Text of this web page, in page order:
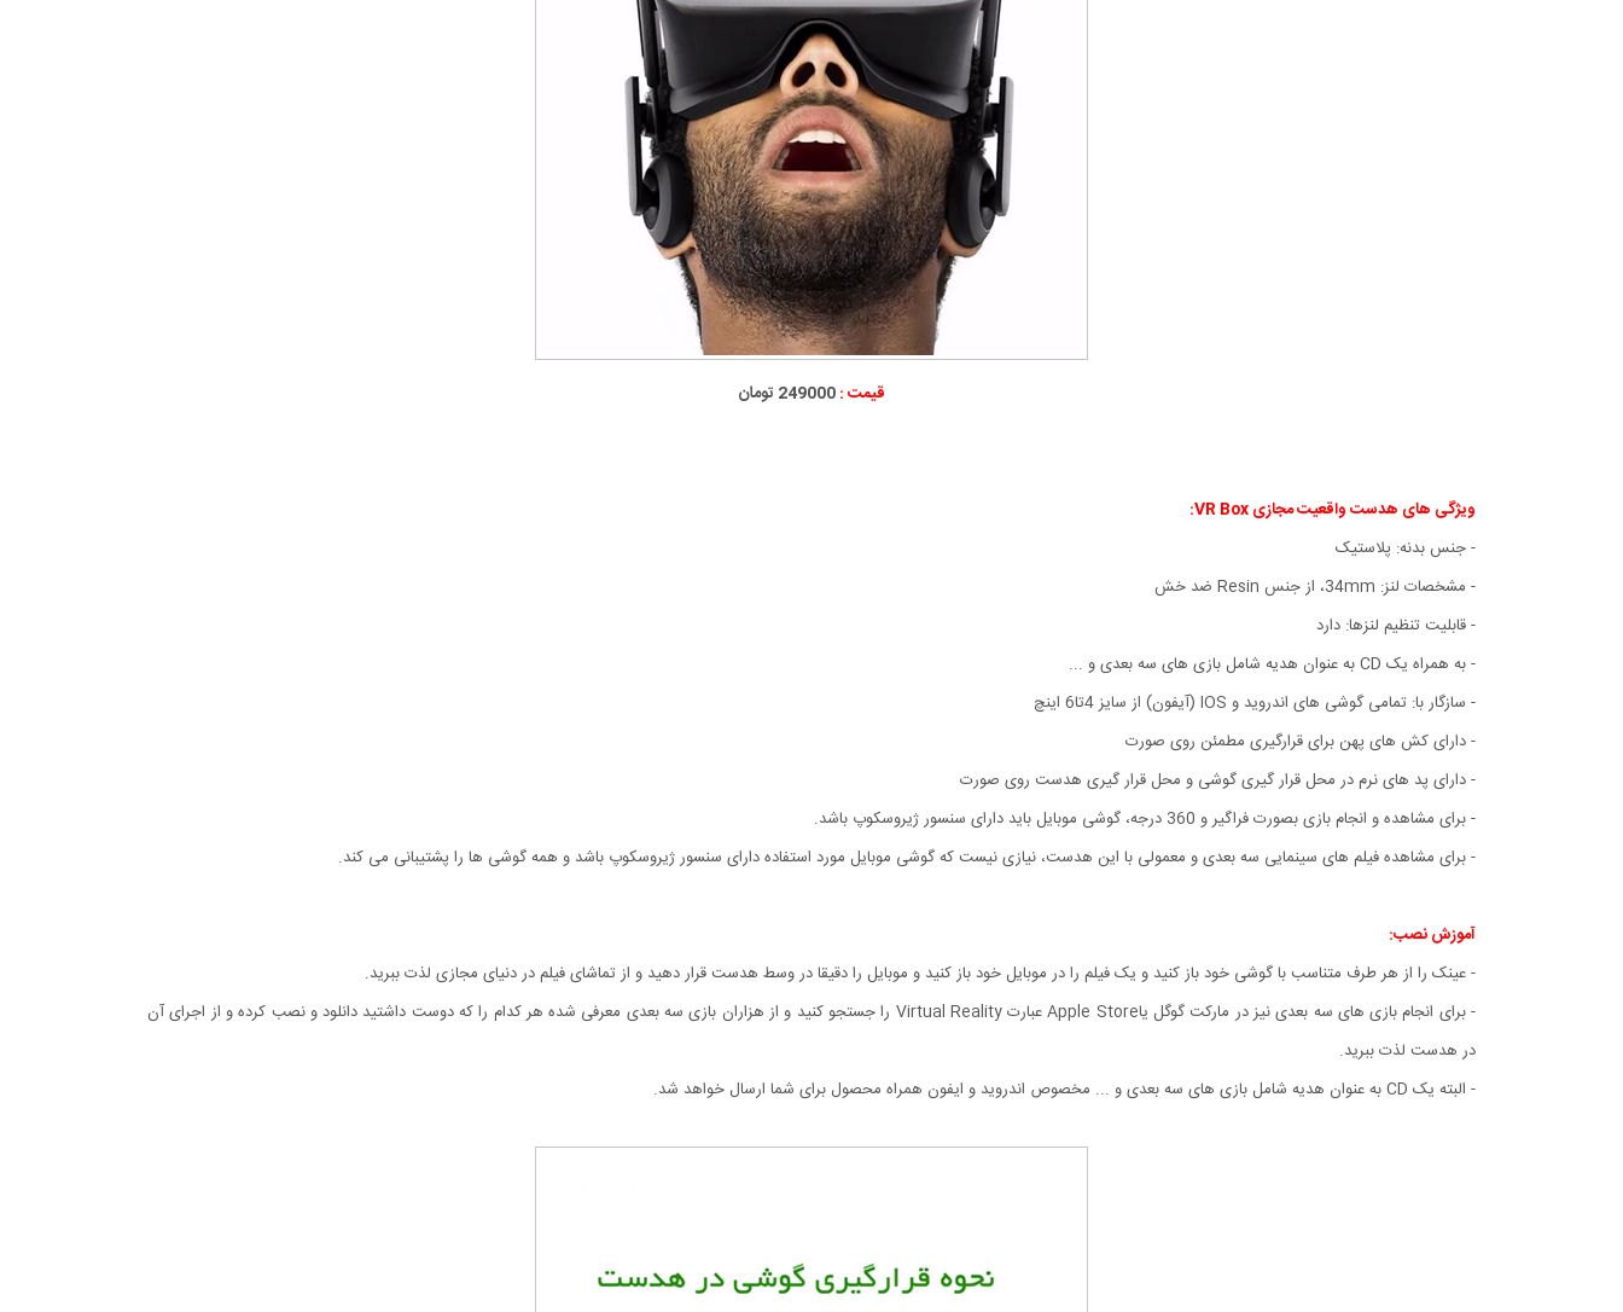
قیمت :249000 تومان
ویژگی های هدست واقعیت مجازی VR Box:
- جنس بدنه: پلاستیک
- مشخصات لنز: 34mm، از جنس Resin ضد خش
- قابلیت تنظیم لنزها: دارد
- به همراه یک CD به عنوان هدیه شامل بازی های سه بعدی و ...
- سازگار با: تمامی گوشی های اندروید و IOS (آیفون) از سایز 4تا6 اینچ
- دارای کش های پهن برای قرارگیری مطمئن روی صورت
- دارای پد های نرم در محل قرار گیری گوشی و محل قرار گیری هدست روی صورت
- برای مشاهده و انجام بازی بصورت فراگیر و 360 درجه، گوشی موبایل باید دارای سنسور ژیروسکوپ باشد.
- برای مشاهده فیلم های سینمایی سه بعدی و معمولی با این هدست، نیازی نیست که گوشی موبایل مورد استفاده دارای سنسور ژیروسکوپ باشد و همه گوشی ها را پشتیبانی می کند.
آموزش نصب:
- عینک را از هر طرف متناسب با گوشی خود باز کنید و یک فیلم را در موبایل خود باز کنید و موبایل را دقیقا در وسط هدست قرار دهید و از تماشای فیلم در دنیای مجازی لذت ببرید.
- برای انجام بازی های سه بعدی نیز در مارکت گوگل یاApple Store عبارت Virtual Reality را جستجو کنید و از هزاران بازی سه بعدی معرفی شده هر کدام را که دوست داشتید دانلود و نصب کرده و از اجرای آن
در هدست لذت ببرید.
- البته یک CD به عنوان هدیه شامل بازی های سه بعدی و ... مخصوص اندروید و ایفون همراه محصول برای شما ارسال خواهد شد.